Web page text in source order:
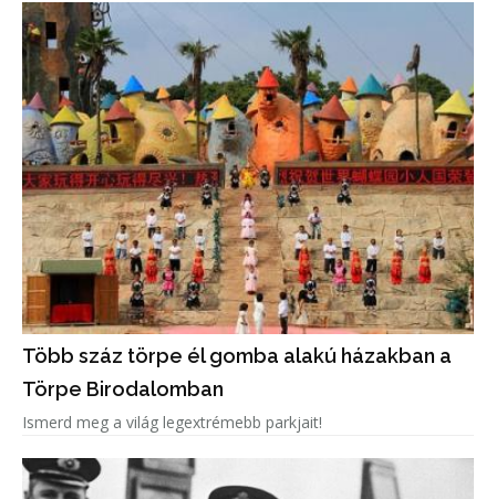
Több száz törpe él gomba alakú házakban a
Törpe Birodalomban
Ismerd meg a világ legextrémebb parkjait!